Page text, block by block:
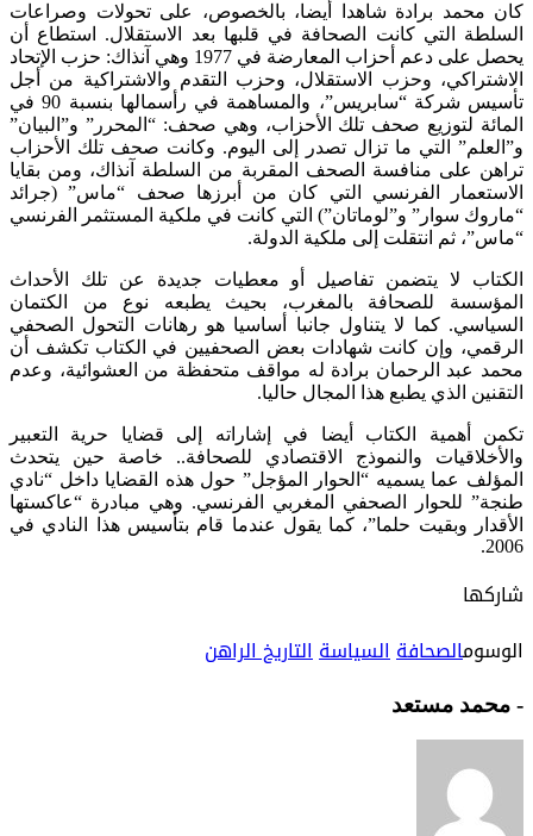
كان محمد برادة شاهدا أيضا، بالخصوص، على تحولات وصراعات
السلطة التي كانت الصحافة في قلبها بعد الاستقلال. استطاع أن
يحصل على دعم أحزاب المعارضة في 1977 وهي آنذاك: حزب الإتحاد
الاشتراكي، وحزب الاستقلال، وحزب التقدم والاشتراكية من أجل
تأسيس شركة “سابريس”، والمساهمة في رأسمالها بنسبة 90 في
المائة لتوزيع صحف تلك الأحزاب، وهي صحف: “المحرر” و”البيان”
و”العلم” التي ما تزال تصدر إلى اليوم. وكانت صحف تلك الأحزاب
تراهن على منافسة الصحف المقربة من السلطة آنذاك، ومن بقايا
الاستعمار الفرنسي التي كان من أبرزها صحف “ماس” (جرائد
“ماروك سوار” و”لوماتان”) التي كانت في ملكية المستثمر الفرنسي
“ماس”، ثم انتقلت إلى ملكية الدولة.
الكتاب لا يتضمن تفاصيل أو معطيات جديدة عن تلك الأحداث
المؤسسة للصحافة بالمغرب، بحيث يطبعه نوع من الكتمان
السياسي. كما لا يتناول جانبا أساسيا هو رهانات التحول الصحفي
الرقمي، وإن كانت شهادات بعض الصحفيين في الكتاب تكشف أن
محمد عبد الرحمان برادة له مواقف متحفظة من العشوائية، وعدم
التقنين الذي يطبع هذا المجال حاليا.
تكمن أهمية الكتاب أيضا في إشاراته إلى قضايا حرية التعبير
والأخلاقيات والنموذج الاقتصادي للصحافة.. خاصة حين يتحدث
المؤلف عما يسميه “الحوار المؤجل” حول هذه القضايا داخل “نادي
طنجة” للحوار الصحفي المغربي الفرنسي. وهي مبادرة “عاكستها
الأقدار وبقيت حلما”، كما يقول عندما قام بتأسيس هذا النادي في
2006.
شاركها
الوسومالصحافةالسياسةالتاريخ الراهن
- محمد مستعد